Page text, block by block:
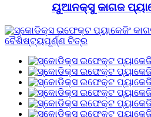
ୟୁଆନକ୍ସୁ କାଗଜ